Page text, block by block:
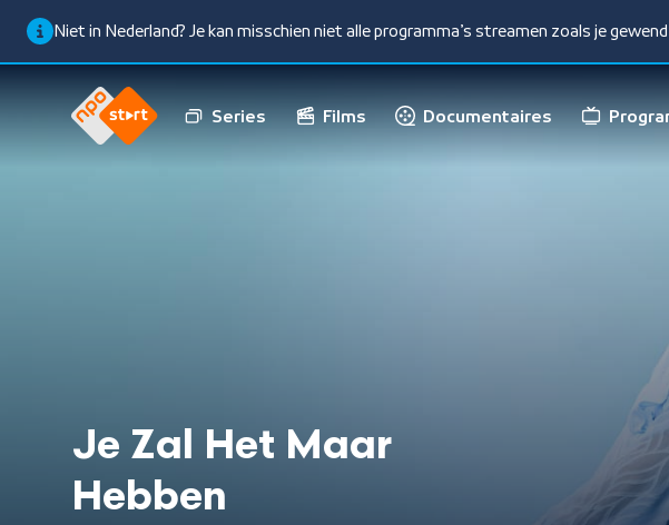
Niet in Nederland? Je kan misschien niet alle programma’s streamen zoals je
Series Films Documentaires
Je Zal Het Maar
Hebben